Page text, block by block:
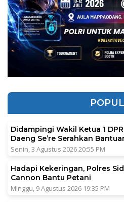
Didampingi Wakil Ketua 1
Daeng Se’re Serahkan
Senin, 3 Agustus 2026 20:55 PM
Hadapi Kekeringan, Polres
Cannon Bantu Petani
Minggu, 9 Agustus 2026 19:35 PM